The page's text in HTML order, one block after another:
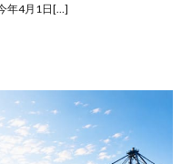
年4月1日[…]